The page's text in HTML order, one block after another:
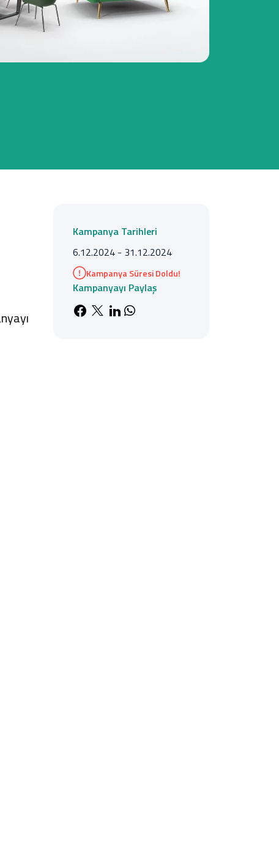
Kampanya Tarihleri
6.12.2024 - 31.12.2024
Kampanya Süresi Doldu!
Kampanyayı Paylaş
Facebook'da paylaş
X'de paylaş
LinkedIn'de paylaş